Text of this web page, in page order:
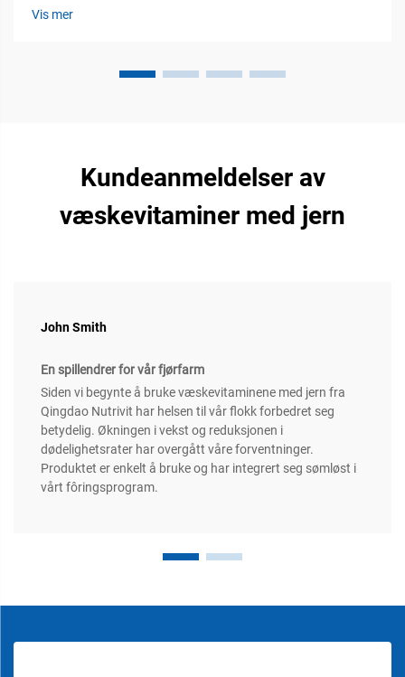
Vis mer
Kundeanmeldelser av
væskevitaminer med jern
John Smith
En spillendrer for vår fjørfarm
Siden vi begynte å bruke væskevitaminene med jern fra
Qingdao Nutrivit har helsen til vår flokk forbedret seg
betydelig. Økningen i vekst og reduksjonen i
dødelighetsrater har overgått våre forventninger.
Produktet er enkelt å bruke og har integrert seg sømløst i
vårt fôringsprogram.